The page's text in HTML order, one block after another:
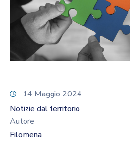
14 Maggio 2024
Notizie dal territorio
Autore
Filomena